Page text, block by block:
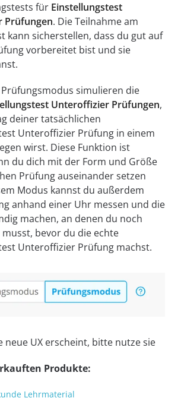
für Einstellungstest
Prüfungen. Die Teilnahme am
kann sicherstellen, dass du gut auf
vorbereitet bist und sie
Prüfungsmodus simulieren die
Unteroffizier Prüfungen,
deiner tatsächlichen
Unteroffizier Prüfung in einem
wirst. Diese Funktion ist
du dich mit der Form und Größe
Prüfung auseinander setzen
Modus kannst du außerdem
anhand einer Uhr messen und die
machen, an denen du noch
bevor du die echte
Unteroffizier Prüfung machst.
neue UX erscheint, bitte nutze sie
Produkte:
Lehrmaterial